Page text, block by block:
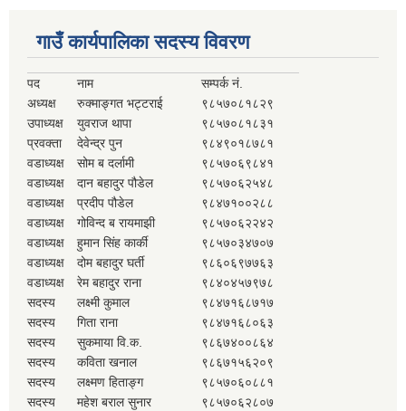
गाउँ कार्यपालिका सदस्य विवरण
पद नाम
सम्पर्क नं.
अध्यक्ष
रुक्माङ्गत भट्टराई
९८५७०८१८२९
उपाध्यक्ष
युवराज थापा
९८५७०८१८३१
प्रवक्ता
देवेन्द्र पुन
९८४९०१८७८१
वडाध्यक्ष
सोम ब दर्लामी
९८५७०६९८४१
वडाध्यक्ष
दान बहादुर पौडेल
९८५७०६२५४८
वडाध्यक्ष
प्रदीप पौडेल
९८४७१००२८८
वडाध्यक्ष
गोविन्द ब रायमाझी
९८५७०६२२४२
वडाध्यक्ष
हुमान सिंह कार्की
९८५७०३४७०७
वडाध्यक्ष
दोम बहादुर घर्ती
९८६०६९७७६३
वडाध्यक्ष
रेम बहादुर राना
९८४०४५७९७८
सदस्य
लक्ष्मी कुमाल
९८४७१६८७१७
सदस्य
गिता राना
९८४७१६८०६३
सदस्य
सुकमाया वि.क.
९८६७४००८६४
सदस्य
कविता खनाल
९८६७१५६२०९
सदस्य
लक्ष्मण हिताङ्ग
९८५७०६०८८१
सदस्य
महेश बराल सुनार
९८५७०६२८०७